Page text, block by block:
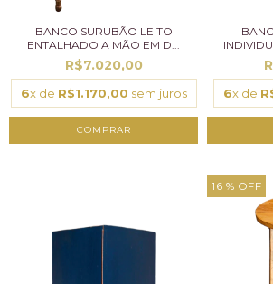
BANCO SURUBÃO LEITO
ENTALHADO A MÃO EM D...
R$7.020,00
6x de R$1.170,00 sem juros 6x de
16 % OFF